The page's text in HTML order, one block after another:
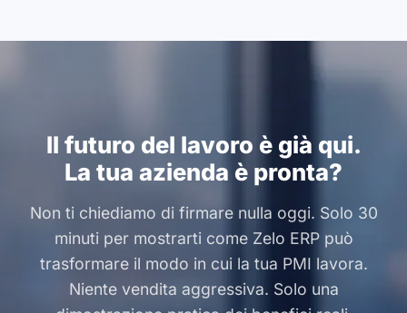
Il futuro del lavoro è già qui.
La tua azienda è pronta?
Non ti chiediamo di firmare nulla oggi. Solo 30
minuti per mostrarti come Zelo ERP può
trasformare il modo in cui la tua PMI lavora.
Niente vendita aggressiva. Solo una